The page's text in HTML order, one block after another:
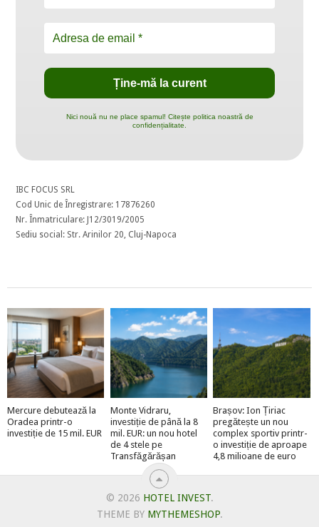
Nici nouă nu ne place spamul! Citește politica noastră de
confidențialitate.
IBC FOCUS SRL
Cod Unic de Înregistrare: 17876260
Nr. Înmatriculare: J12/3019/2005
Sediu social: Str. Arinilor 20, Cluj-Napoca
Mercure debutează la
Oradea printr-o
investiție de 15 mil. EUR
Monte Vidraru,
investiție de până la 8
mil. EUR: un nou hotel
de 4 stele pe
Transfăgărășan
Brașov: Ion Țiriac
pregătește un nou
complex sportiv printr-
o investiție de aproape
4,8 milioane de euro
© 2026 HOTEL INVEST.
THEME BY MYTHEMESHOP.